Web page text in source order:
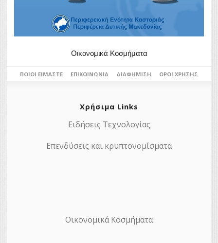
Οικονομικά Κοσμήματα
ΠΟΙΟΙ ΕΊΜΑΣΤΕ ΕΠΙΚΟΙΝΩΝΊΑ ΔΙΑΦΉΜΙΣΗ ΌΡΟΙ ΧΡΉΣΗΣ
Χρήσιμα Links
Ειδήσεις Τεχνολογίας
Επενδύσεις και κρυπτονομίσματα
Οικονομικά Κοσμήματα